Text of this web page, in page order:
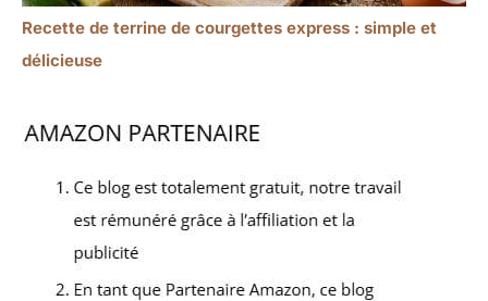
Recette de terrine de courgettes express : simple et
délicieuse